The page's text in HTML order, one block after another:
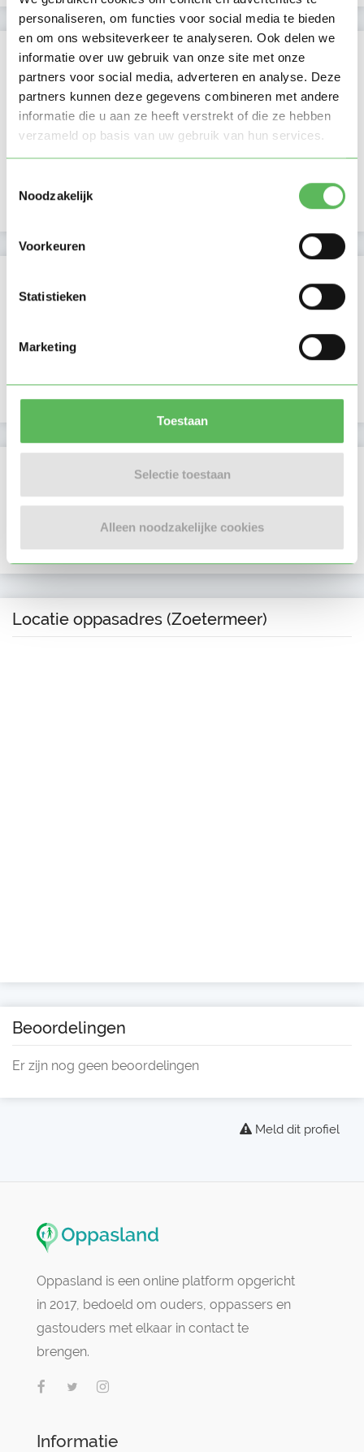
personaliseren, om functies voor social media te bieden
en om ons websiteverkeer te analyseren. Ook delen we
informatie over uw gebruik van onze site met onze
partners voor social media, adverteren en analyse. Deze
partners kunnen deze gegevens combineren met andere
informatie die u aan ze heeft verstrekt of die ze hebben
verzameld op basis van uw gebruik van hun services.
Noodzakelijk
Voorkeuren
Statistieken
Marketing
Toestaan
Selectie toestaan
Alleen noodzakelijke cookies
Kan oppassen op
Ochtend
Avond
07-12-2025
Lid sinds 03-12-2025
E-mailadres is geverifieerd
Locatie oppasadres (Zoetermeer)
Beoordelingen
Er zijn nog geen beoordelingen
Meld dit profiel
Oppasland is een online platform opgericht
in 2017, bedoeld om ouders, oppassers en
gastouders met elkaar in contact te
brengen.
Informatie